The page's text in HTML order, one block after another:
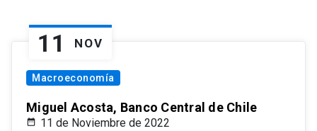
11 NOV
Macroeconomía
Miguel Acosta, Banco Central de Chile
11 de Noviembre de 2022